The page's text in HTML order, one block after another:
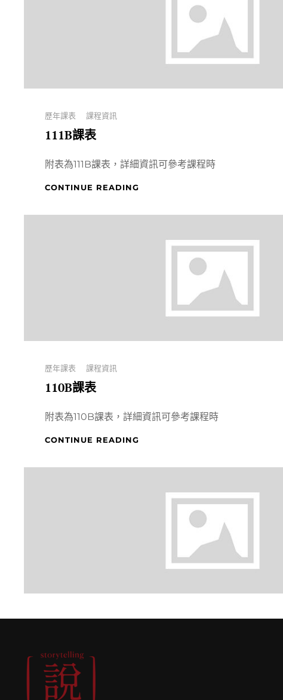
Categories
歷年課表 課程資訊
111B課表
附表為111B課表，詳細資訊可參考課程時
CONTINUE READING
Categories
歷年課表 課程資訊
110B課表
附表為110B課表，詳細資訊可參考課程時
CONTINUE READING